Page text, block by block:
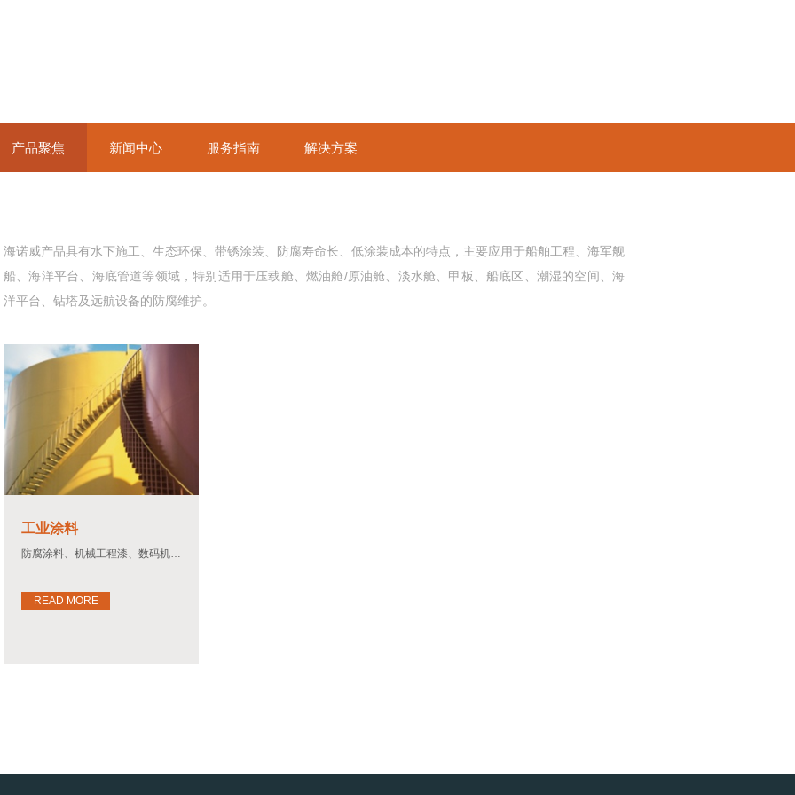
产品聚焦 新闻中心 服务指南 解决方案
海诺威产品具有水下施工、生态环保、带锈涂装、防腐寿命长、低涂装成本的特点，主要应用于船舶工程、海军舰
船、海洋平台、海底管道等领域，特别适用于压载舱、燃油舱/原油舱、淡水舱、甲板、船底区、潮湿的空间、海
洋平台、钻塔及远航设备的防腐维护。
工业涂料
防腐涂料、机械工程漆、数码机壳涂料
READ MORE